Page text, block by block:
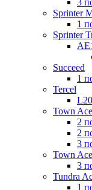
3
Sprinter
1
Sprinter
Succeed
1
Tercel
L20
Town Ace
2
2
3
Town
3
Tundra
1